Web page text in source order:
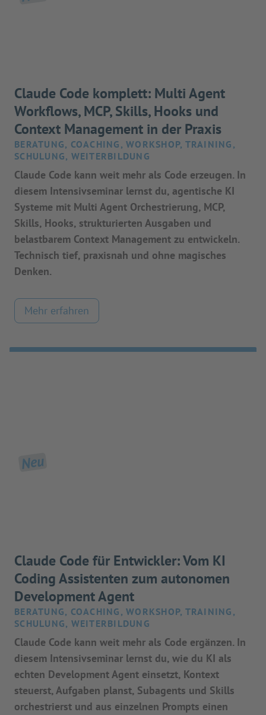
Claude Code komplett: Multi Agent
Workflows, MCP, Skills, Hooks und
Context Management in der Praxis
BERATUNG, COACHING, WORKSHOP, TRAINING,
SCHULUNG, WEITERBILDUNG
Claude Code kann weit mehr als Code erzeugen. In
diesem Intensivseminar lernst du, agentische KI
Systeme mit Multi Agent Orchestrierung, MCP,
Skills, Hooks, strukturierten Ausgaben und
belastbarem Context Management zu entwickeln.
Technisch tief, praxisnah und ohne magisches
Denken.
Mehr erfahren
Neu
Claude Code für Entwickler: Vom KI
Coding Assistenten zum autonomen
Development Agent
BERATUNG, COACHING, WORKSHOP, TRAINING,
SCHULUNG, WEITERBILDUNG
Claude Code kann weit mehr als Code ergänzen. In
diesem Intensivseminar lernst du, wie du KI als
echten Development Agent einsetzt, Kontext
steuerst, Aufgaben planst, Subagents und Skills
orchestrierst und aus einzelnen Prompts einen